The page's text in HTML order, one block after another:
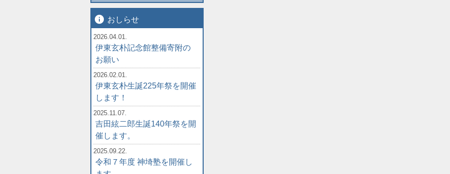
info おしらせ
2026.04.01.
伊東玄朴記念館整備寄附の
お願い
2026.02.01.
伊東玄朴生誕225年祭を開催
します！
2025.11.07.
吉田絃二郎生誕140年祭を開
催します。
2025.09.22.
令和７年度 神埼塾を開催し